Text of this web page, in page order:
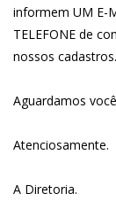
informem UM E-
TELEFONE de
nossos cadastros.
Aguardamos
Atenciosamente.
A Diretoria.